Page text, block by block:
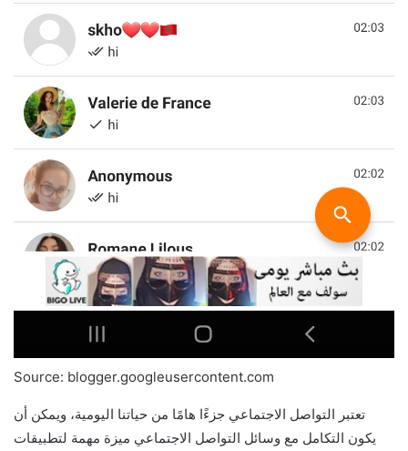
Source: blogger.googleusercontent.com
تعتبر التواصل الاجتماعي جزءًا هامًا من حياتنا اليومية، ويمكن أن
يكون التكامل مع وسائل التواصل الاجتماعي ميزة مهمة لتطبيقات